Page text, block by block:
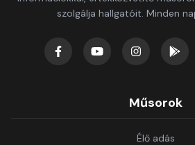
szolgálja hallgatóit. Minden
Műsorok
Élő adás